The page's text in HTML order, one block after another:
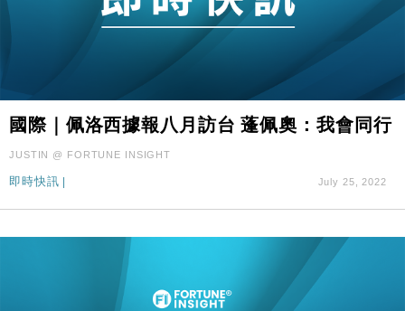
13:44
財經｜內地7月美元計價出口增近24%勝預期 貿易順
11:12
國際｜特朗普料美伊戰事快結束 承認部分彈藥庫存緊
張
15:59
財經｜SA售股自救後再出手 斥4億美元押注未上市公
司
國際｜佩洛西據報八月訪台 蓬佩奧：我會同行
JUSTIN @ FORTUNE INSIGHT
即時快訊 | July 25, 2022